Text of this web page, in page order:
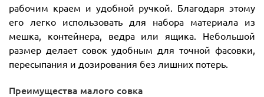
рабочим краем и удобной ручкой. Благодаря этому
его легко использовать для набора материала из
мешка, контейнера, ведра или ящика. Небольшой
размер делает совок удобным для точной фасовки,
пересыпания и дозирования без лишних потерь.
Преимущества малого совка